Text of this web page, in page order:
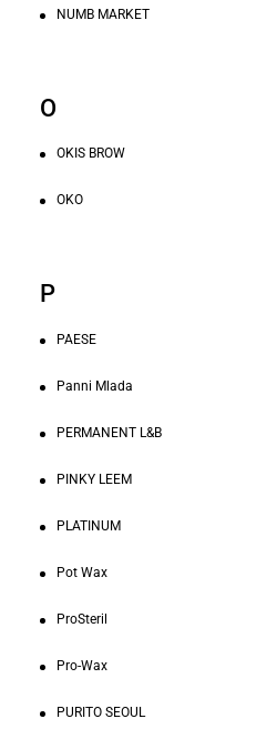
NUMB MARKET
O
OKIS BROW
OKO
P
PAESE
Panni Mlada
PERMANENT L&B
PINKY LEEM
PLATINUM
Pot Wax
ProSteril
Pro-Wax
PURITO SEOUL